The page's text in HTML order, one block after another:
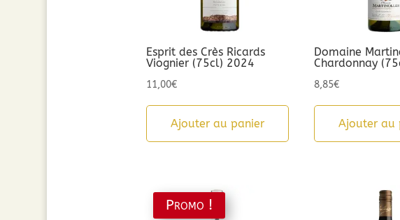
Esprit des Crès Ricards
Viognier (75cl) 2024
11,00€
Ajouter au panier
Domaine
Chardonnay
8,85€
Ajouter au
Promo !